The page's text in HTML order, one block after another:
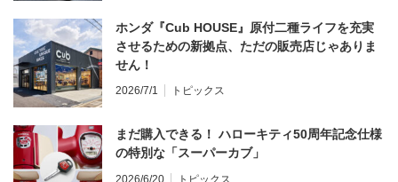
ホンダ『Cub HOUSE』原付二種ライフを充実
させるための新拠点、ただの販売店じゃありま
せん！
2026/7/1 トピックス
まだ購入できる！ ハローキティ50周年記念仕様
の特別な「スーパーカブ」
2026/6/20 トピックス